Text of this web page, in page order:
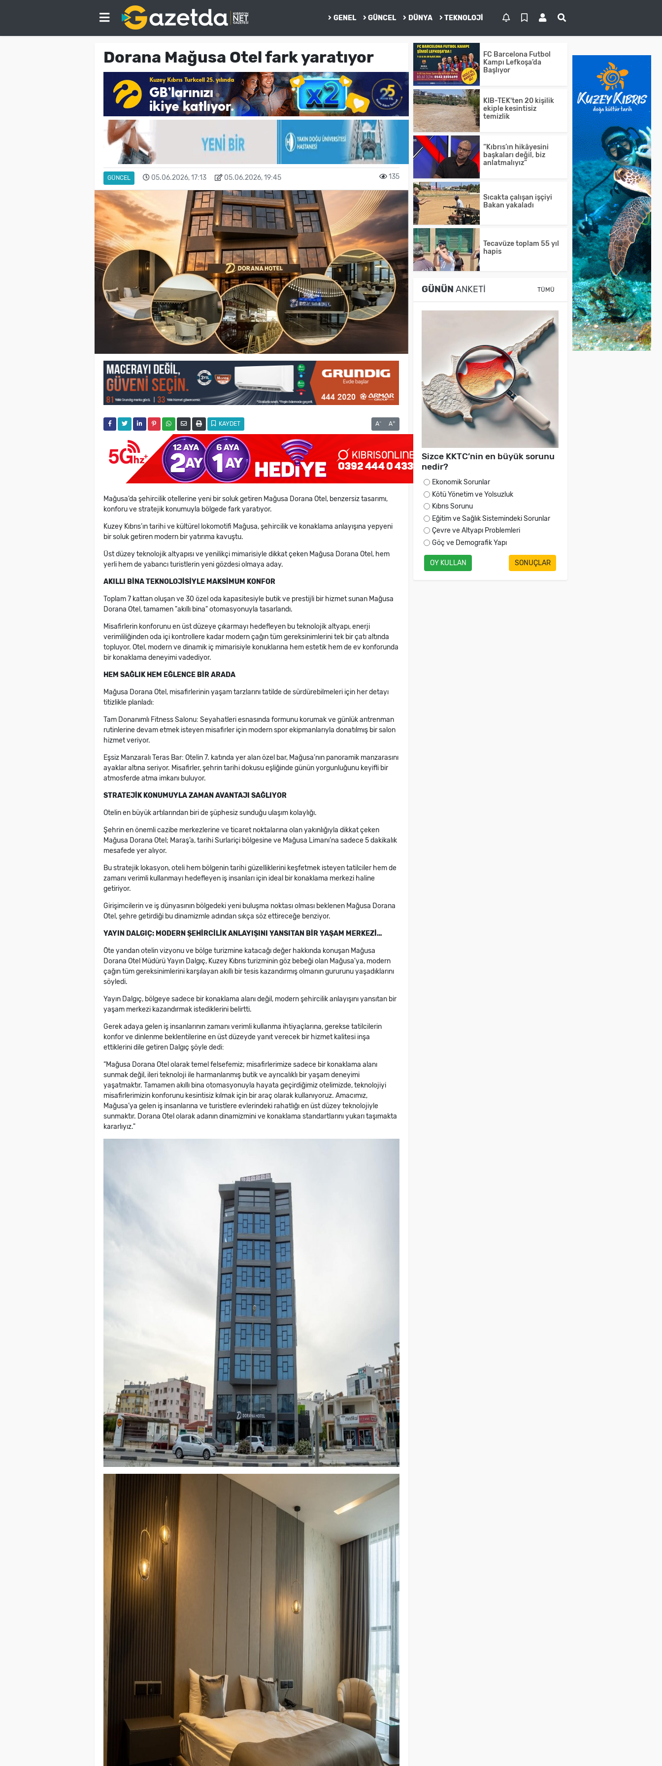
GENEL GÜNCEL DÜNYA TEKNOLOJI
Dorana Mağusa Otel fark yaratıyor
GÜNCEL 05.06.2026, 17:13 05.06.2026, 19:45 135
KAYDET A- A+
Mağusa’da şehircilik otellerine yeni bir soluk getiren Mağusa Dorana Otel, benzersiz tasarımı,
konforu ve stratejik konumuyla bölgede fark yaratıyor.
Kuzey Kıbrıs’ın tarihi ve kültürel lokomotifi Mağusa, şehircilik ve konaklama anlayışına yepyeni
bir soluk getiren modern bir yatırıma kavuştu.
Üst düzey teknolojik altyapısı ve yenilikçi mimarisiyle dikkat çeken Mağusa Dorana Otel, hem
yerli hem de yabancı turistlerin yeni gözdesi olmaya aday.
AKILLI BİNA TEKNOLOJİSİYLE MAKSİMUM KONFOR
Toplam 7 kattan oluşan ve 30 özel oda kapasitesiyle butik ve prestijli bir hizmet sunan Mağusa
Dorana Otel, tamamen "akıllı bina" otomasyonuyla tasarlandı.
Misafirlerin konforunu en üst düzeye çıkarmayı hedefleyen bu teknolojik altyapı, enerji
verimliliğinden oda içi kontrollere kadar modern çağın tüm gereksinimlerini tek bir çatı altında
topluyor. Otel, modern ve dinamik iç mimarisiyle konuklarına hem estetik hem de ev konforunda
bir konaklama deneyimi vadediyor.
HEM SAĞLIK HEM EĞLENCE BİR ARADA
Mağusa Dorana Otel, misafirlerinin yaşam tarzlarını tatilde de sürdürebilmeleri için her detayı
titizlikle planladı:
Tam Donanımlı Fitness Salonu: Seyahatleri esnasında formunu korumak ve günlük antrenman
rutinlerine devam etmek isteyen misafirler için modern spor ekipmanlarıyla donatılmış bir salon
hizmet veriyor.
Eşsiz Manzaralı Teras Bar: Otelin 7. katında yer alan özel bar, Mağusa’nın panoramik manzarasını
ayaklar altına seriyor. Misafirler, şehrin tarihi dokusu eşliğinde günün yorgunluğunu keyifli bir
atmosferde atma imkanı buluyor.
STRATEJİK KONUMUYLA ZAMAN AVANTAJI SAĞLIYOR
Otelin en büyük artılarından biri de şüphesiz sunduğu ulaşım kolaylığı.
Şehrin en önemli cazibe merkezlerine ve ticaret noktalarına olan yakınlığıyla dikkat çeken
Mağusa Dorana Otel; Maraş’a, tarihi Surlariçi bölgesine ve Mağusa Limanı’na sadece 5 dakikalık
mesafede yer alıyor.
Bu stratejik lokasyon, oteli hem bölgenin tarihi güzelliklerini keşfetmek isteyen tatilciler hem de
zamanı verimli kullanmayı hedefleyen iş insanları için ideal bir konaklama merkezi haline
getiriyor.
Girişimcilerin ve iş dünyasının bölgedeki yeni buluşma noktası olması beklenen Mağusa Dorana
Otel, şehre getirdiği bu dinamizmle adından sıkça söz ettireceğe benziyor.
YAYIN DALGIÇ: MODERN ŞEHİRCİLİK ANLAYIŞINI YANSITAN BİR YAŞAM MERKEZİ…
Öte yandan otelin vizyonu ve bölge turizmine katacağı değer hakkında konuşan Mağusa
Dorana Otel Müdürü Yayın Dalgıç, Kuzey Kıbrıs turizminin göz bebeği olan Mağusa'ya, modern
çağın tüm gereksinimlerini karşılayan akıllı bir tesis kazandırmış olmanın gururunu yaşadıklarını
söyledi.
Yayın Dalgıç, bölgeye sadece bir konaklama alanı değil, modern şehircilik anlayışını yansıtan bir
yaşam merkezi kazandırmak istediklerini belirtti.
Gerek adaya gelen iş insanlarının zamanı verimli kullanma ihtiyaçlarına, gerekse tatilcilerin
konfor ve dinlenme beklentilerine en üst düzeyde yanıt verecek bir hizmet kalitesi inşa
ettiklerini dile getiren Dalgıç şöyle dedi:
“Mağusa Dorana Otel olarak temel felsefemiz; misafirlerimize sadece bir konaklama alanı
sunmak değil, ileri teknoloji ile harmanlanmış butik ve ayrıcalıklı bir yaşam deneyimi
yaşatmaktır. Tamamen akıllı bina otomasyonuyla hayata geçirdiğimiz otelimizde, teknolojiyi
misafirlerimizin konforunu kesintisiz kılmak için bir araç olarak kullanıyoruz. Amacımız,
Mağusa’ya gelen iş insanlarına ve turistlere evlerindeki rahatlığı en üst düzey teknolojiyle
sunmaktır. Dorana Otel olarak adanın dinamizmini ve konaklama standartlarını yukarı taşımakta
kararlıyız."
FC Barcelona Futbol
Kampı Lefkoşa’da
Başlıyor
KIB-TEK'ten 20 kişilik
ekiple kesintisiz
temizlik
“Kıbrıs’ın hikâyesini
başkaları değil, biz
anlatmalıyız”
Sıcakta çalışan işçiyi
Bakan yakaladı
Tecavüze toplam 55 yıl
hapis
GÜNÜN ANKETI TÜMÜ
Sizce KKTC’nin en büyük sorunu
nedir?
Ekonomik Sorunlar
Kötü Yönetim ve Yolsuzluk
Kıbrıs Sorunu
Eğitim ve Sağlık Sistemindeki Sorunlar
Çevre ve Altyapı Problemleri
Göç ve Demografik Yapı
OY KULLAN SONUÇLAR